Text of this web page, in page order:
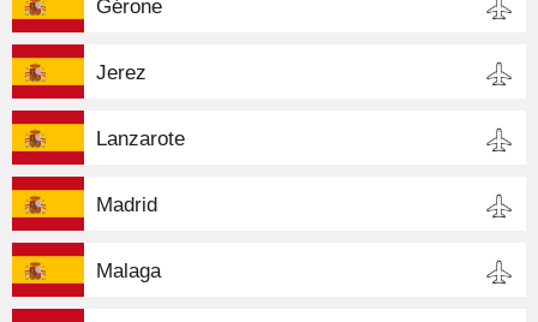
Gérone
Jerez
Lanzarote
Madrid
Malaga